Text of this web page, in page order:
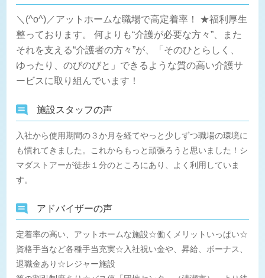
＼(^o^)／アットホームな職場で高定着率！ ★福利厚生
整っております。 何よりも“介護が必要な方々”、また
それを支える“介護者の方々”が、「そのひとらしく、
ゆったり、のびのびと」できるような質の高い介護サ
ービスに取り組んでいます！
施設スタッフの声
入社から使用期間の３か月を経てやっと少しずつ職場の環境に
も慣れてきました。これからもっと頑張ろうと思いました！シ
マダストアーが徒歩１分のところにあり、よく利用していま
す。
アドバイザーの声
定着率の高い、アットホームな施設☆働くメリットいっぱい☆
資格手当など各種手当充実☆入社祝い金や、昇給、ボーナス、
退職金あり☆レジャー施設